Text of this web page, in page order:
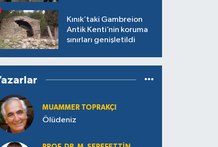
Kınık’taki Gambreion
Antik Kenti’nin koruma
sınırları genişletildi
MUAMMER TOPRAKÇI
Ölüdeniz